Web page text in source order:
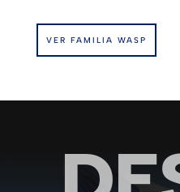
VER FAMILIA WASP